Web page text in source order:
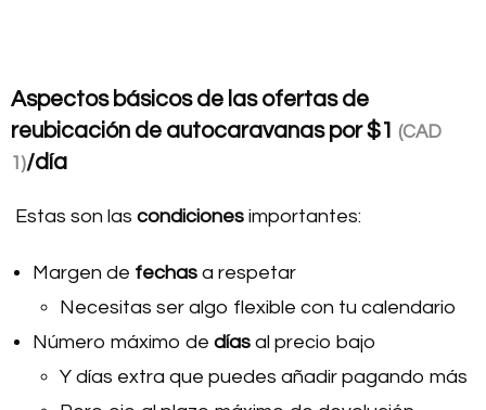
Aspectos básicos de las ofertas de
reubicación de autocaravanas por$1 (CAD
1)/día
Estas son las condiciones importantes:
Margen de fechas a respetar
Necesitas ser algo flexible con tu calendario
Número máximo de días al precio bajo
Y días extra que puedes añadir pagando más